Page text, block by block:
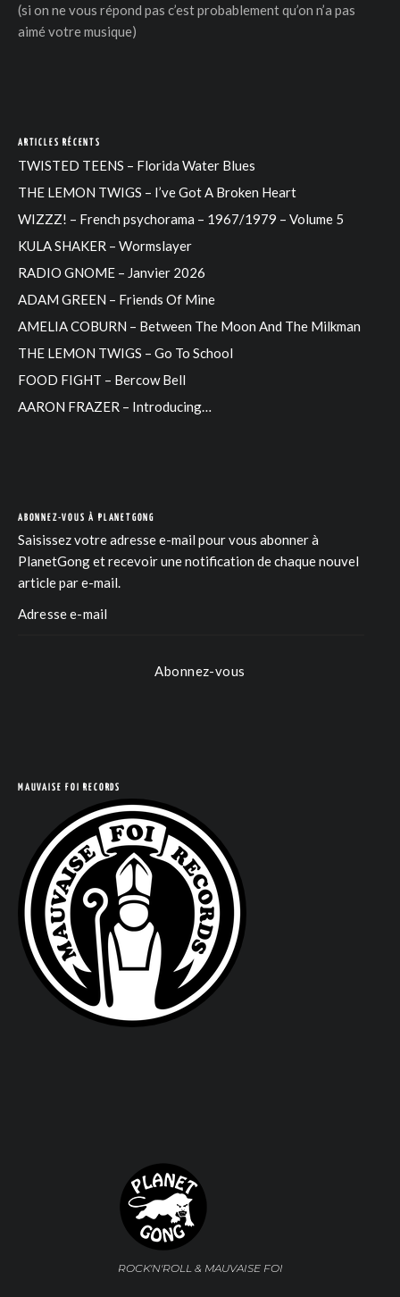
(si on ne vous répond pas c’est probablement qu’on n’a pas
aimé votre musique)
ARTICLES RÉCENTS
TWISTED TEENS – Florida Water Blues
THE LEMON TWIGS – I’ve Got A Broken Heart
WIZZZ! – French psychorama – 1967/1979 – Volume 5
KULA SHAKER – Wormslayer
RADIO GNOME – Janvier 2026
ADAM GREEN – Friends Of Mine
AMELIA COBURN – Between The Moon And The Milkman
THE LEMON TWIGS – Go To School
FOOD FIGHT – Bercow Bell
AARON FRAZER – Introducing…
ABONNEZ-VOUS À PLANETGONG
Saisissez votre adresse e-mail pour vous abonner à
PlanetGong et recevoir une notification de chaque nouvel
article par e-mail.
Abonnez-vous
MAUVAISE FOI RECORDS
ROCK'N'ROLL & MAUVAISE FOI